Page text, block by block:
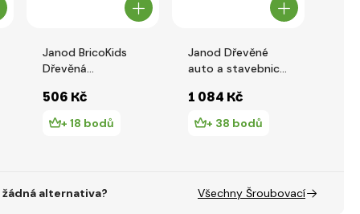
Janod BricoKids
Dřevěná
nářadím Kočka 28
ks
506 Kč
+ 18 bodů
Janod Dřevěné
auto a stavebnice
BricoKids
1 084 Kč
+ 38 bodů
alternativa?
Všechny Šroubovací